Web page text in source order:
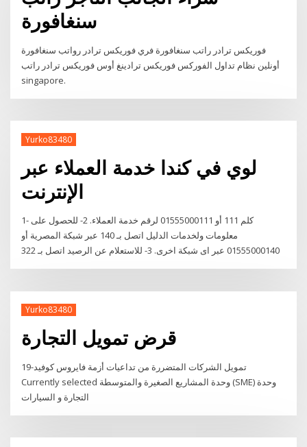
سنغافورة
فوريكس ترادر راتب سنغافورة فري فوريكس ترادر رواتب سنغافورة
أونلين نظام تداول الفوركس فوريكس ترادينغ أوس فوريكس ترادر راتب
singapore.
Yurko83480
لوي في كندا خدمة العملاء عبر
الإنترنت
1- كلم 111 أو 01555000111 لرقم خدمة العملاء. 2- للحصول على
معلومات ولخدمات الدليل اتصل بـ 140 عبر شبكة المصرية أو
01555000140 عبر اى شبكة اخرى. 3- للاستعلام عن الرصيد اتصل بـ 322
Yurko83480
قرض تمويل التجارة
تمويل الشركات المتضررة من تداعيات أزمة فايروس كوفيد-19
Currently selected وحدة المشاريع الصغيرة والمتوسطة (SME) وحدة
التجارة و السيارات